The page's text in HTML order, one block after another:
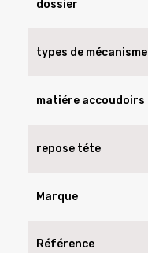
dossier
types de mécanisme
matiére accoudoirs
repose téte
Marque
Référence